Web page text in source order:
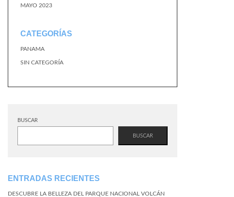
MAYO 2023
CATEGORÍAS
PANAMA
SIN CATEGORÍA
BUSCAR
BUSCAR
ENTRADAS RECIENTES
DESCUBRE LA BELLEZA DEL PARQUE NACIONAL VOLCÁN